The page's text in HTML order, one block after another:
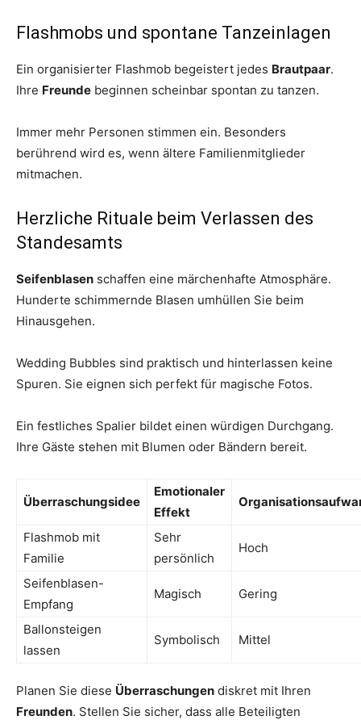
Flashmobs und spontane Tanzeinlagen
Ein organisierter Flashmob begeistert jedes Brautpaar.
Ihre Freunde beginnen scheinbar spontan zu tanzen.
Immer mehr Personen stimmen ein. Besonders
berührend wird es, wenn ältere Familienmitglieder
mitmachen.
Herzliche Rituale beim Verlassen des
Standesamts
Seifenblasen schaffen eine märchenhafte Atmosphäre.
Hunderte schimmernde Blasen umhüllen Sie beim
Hinausgehen.
Wedding Bubbles sind praktisch und hinterlassen keine
Spuren. Sie eignen sich perfekt für magische Fotos.
Ein festliches Spalier bildet einen würdigen Durchgang.
Ihre Gäste stehen mit Blumen oder Bändern bereit.
Überraschungsidee
Emotionaler
Effekt
Flashmob mit
Familie
Sehr
persönlich
Hoch
Seifenblasen-
Empfang
Magisch Gering
Ballonsteigen
lassen
Symbolisch Mittel
Planen Sie diese Überraschungen diskret mit Ihren
Freunden. Stellen Sie sicher, dass alle Beteiligten